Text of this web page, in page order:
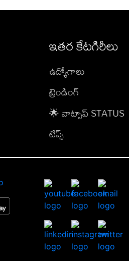
ఇతర కేటగిరీలు
ఉద్యోగాలు
ట్రెండింగ్
🌟 వాట్సాప్ STATUS
టిప్స్